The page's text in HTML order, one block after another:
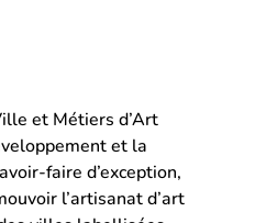
un
onglet)onglet)
et Métiers d’Art
et la
faire d’exception,
l’artisanat d’art